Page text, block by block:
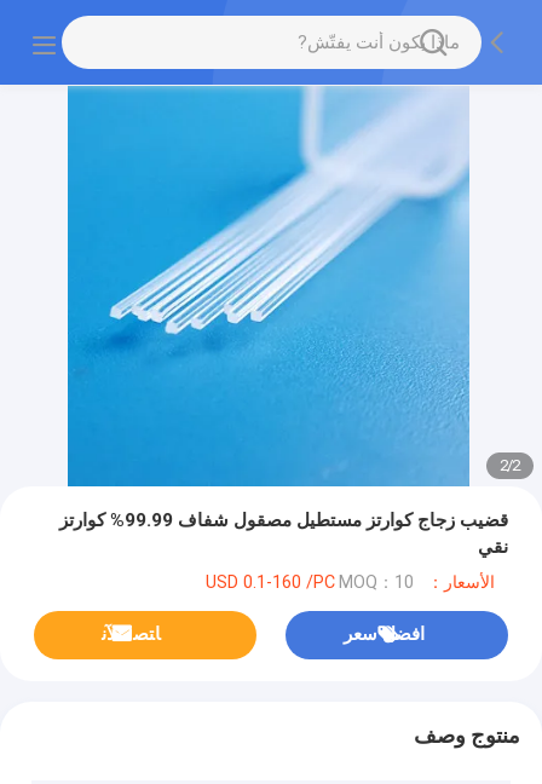
2
/
2
قضيب زجاج كوارتز مستطيل مصقول شفاف 99.99% كوارتز
نقي
الأسعار：USD 0.1-160 /PC MOQ：10
افضل سعر ﺎﺘﺼﻟ ﺍﻶﻧ
منتوج وصف